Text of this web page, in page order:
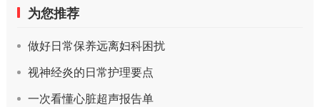
为您推荐
做好日常保养远离妇科困扰
视神经炎的日常护理要点
一次看懂心脏超声报告单